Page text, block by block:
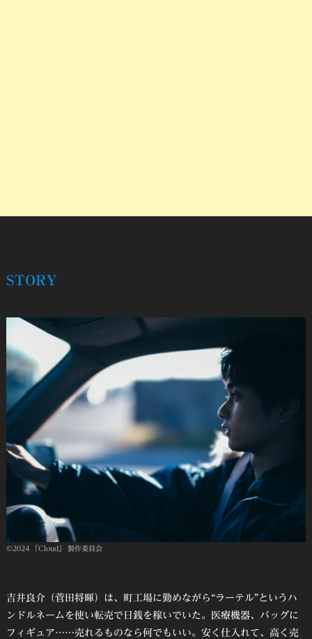
STORY
©2024 「Cloud」 製作委員会
吉井良介（菅田将暉）は、町工場に勤めながら“ラーテル”というハ
ンドルネームを使い転売で日銭を稼いでいた。医療機器、バッグに
フィギュア……売れるものなら何でもいい。安く仕入れて、高く売